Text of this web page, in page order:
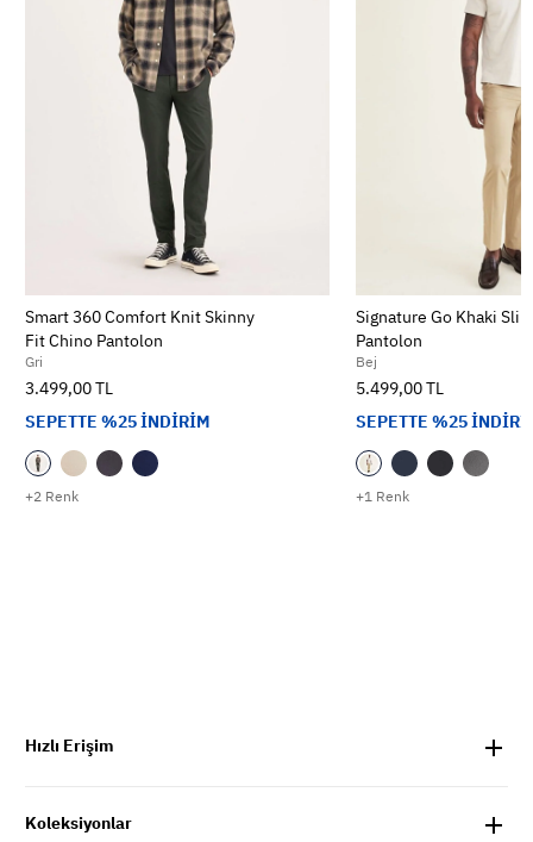
+2 Renk
Smart 360 Comfort Knit Skinny
Fit Chino Pantolon
Gri
3.499,00 TL
SEPETTE %25 İNDİRİM
+1 Renk
Signature Go Khaki
Pantolon
Bej
5.499,00 TL
SEPETTE %25
Hızlı Erişim
Koleksiyonlar